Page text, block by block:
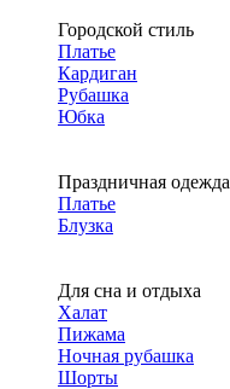
Городской стиль
Платье
Кардиган
Рубашка
Юбка
Праздничная одежда
Платье
Блузка
Для сна и отдыха
Халат
Пижама
Ночная рубашка
Шорты